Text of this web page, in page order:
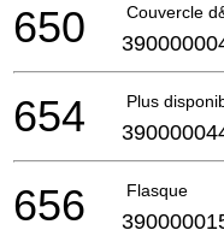
Couvercle
650
Plus
654
Flasque
656